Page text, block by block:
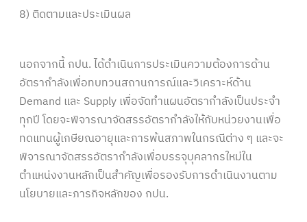
8) ติดตามและประเมินผล
นอกจากนี้ กปน. ได้ดำเนินการประเมินความต้องการด้าน
อัตรากำลังเพื่อทบทวนสถานการณ์และวิเคราะห์ด้าน
Demand และ Supply เพื่อจัดทำแผนอัตรากำลังเป็นประจำ
ทุกปี โดยจะพิจารณาจัดสรรอัตรากำลังให้กับหน่วยงานเพื่อ
ทดแทนผู้เกษียณอายุและการพ้นสภาพในกรณีต่าง ๆ และจะ
พิจารณาจัดสรรอัตรากำลังเพื่อบรรจุบุคลากรใหม่ใน
ตำแหน่งงานหลักเป็นสำคัญเพื่อรองรับการดำเนินงานตาม
นโยบายและภารกิจหลักของ กปน.